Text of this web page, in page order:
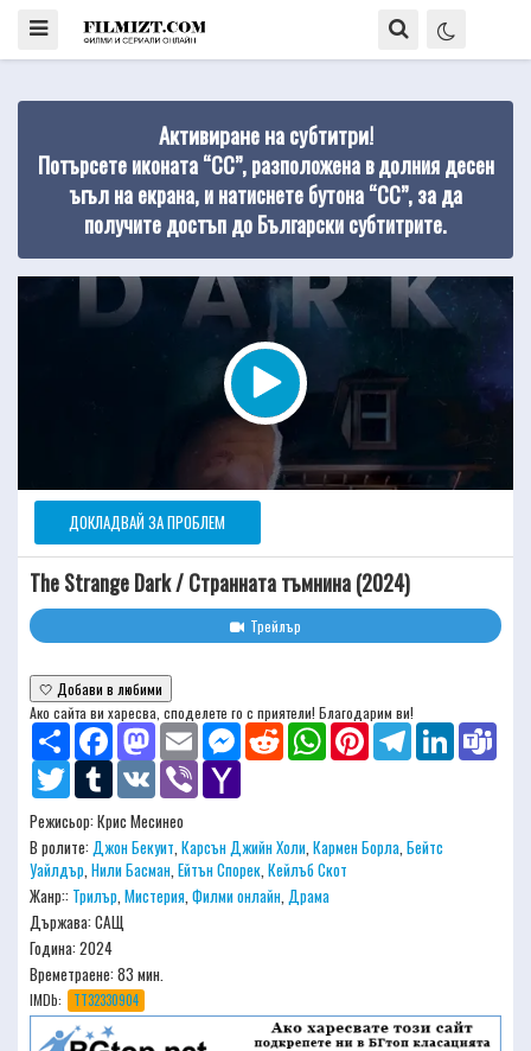
Активиране на субтитри!
Потърсете иконата “CC”, разположена в долния десен
ъгъл на екрана, и натиснете бутона “CC”, за да
получите достъп до Български субтитрите.
ДОКЛАДВАЙ ЗА ПРОБЛЕМ
The Strange Dark / Странната тъмнина (2024)
Трейлър
🤍 Добави в любими
Ако сайта ви харесва, споделете го с приятели! Благодарим ви!
Share
FacebookMastodonEmail MessengerReddit WhatsAppPinterestTelegramLinkedIn
Twitter
Tumblr VK Viber
Режисьор:Крис Месинео
В ролите:Джон Бекуит,Карсън Джийн Холи,Кармeн Борла,Бейтс
Уайлдър,Нили Басман,Ейтън Спорек,Кейлъб Скот
Жанр:: Трилър,Мистерия,Филми онлайн,Драма
Държава: САЩ
Година: 2024
Времетраене:83 мин.
IMDb: TT32330904